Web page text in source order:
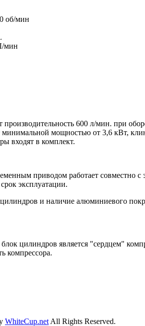
об/мин
мин
600 л/мин. при
минимальной мощностью от 3,6 кВт,
входят в комплект.
приводом работает совместно
эксплуатации.
и наличие алюминиевого
цилиндров является "сердцем"
компрессора.
WhiteCup.netAll Rights Reserved.